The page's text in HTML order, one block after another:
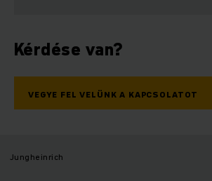
Kérdése van?
VEGYE FEL VELÜNK A KAPCSOLATOT
Jungheinrich